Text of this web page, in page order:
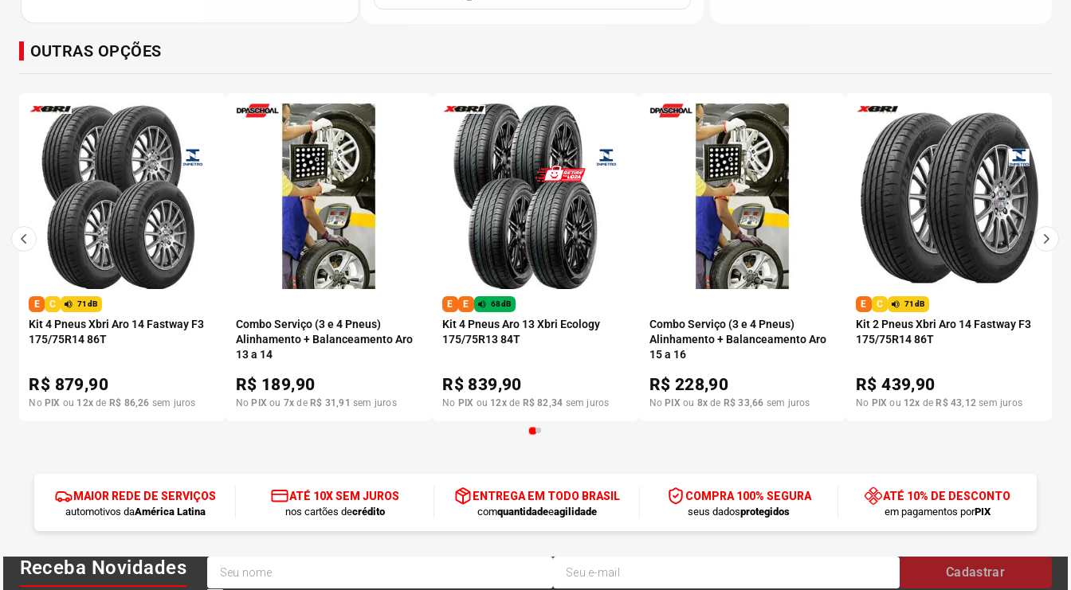
OUTRAS OPÇÕES
E C 71dB
Kit 4 Pneus Xbri Aro 14 Fastway F3
175/75R14 86T
R$ 879,90
No PIX ou 12x de R$ 86,26 sem juros
Combo Serviço (3 e 4 Pneus)
Alinhamento + Balanceamento Aro
13 a 14
R$ 189,90
No PIX ou 7x de R$ 31 ,91 sem juros
E E 68dB
Kit 4 Pneus Aro 13 Xbri Ecology
175/75R13 84T
R$ 839,90
No PIX ou 12xde R$ 82,34 sem juros
Combo Serviço (3 e 4 Pneus)
Alinhamento + Balanceamento Aro
15 a 16
R$ 228,90
No PIX ou 8x de R$ 33,66 sem juros
E C 71dB
Kit 2 Pneus Xbri Aro 14 Fastway F3
175/75R14 86T
R$439,90
No PIX ou 12x de R$ 43, 12 sem juros
MAIOR REDE DE SERVIÇOS
automotivos daAmérica Latina
ATÉ 10X SEM JUROS
nos cartões decrédito
ENTREGA EM TODO BRASIL
comquantidadeeagilidade
COMPRA 100% SEGURA
seus dadosprotegidos
ATÉ 10% DE DESCONTO
em pagamentos porPIX
Receba Novidades Cadastrar